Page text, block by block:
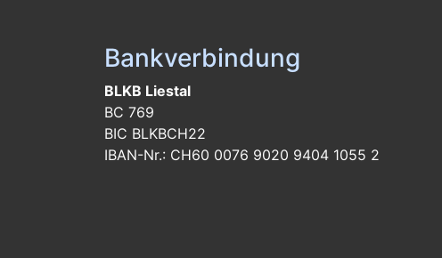
Bankverbindung
BLKB Liestal
BC 769
BIC BLKBCH22
IBAN-Nr.: CH60 0076 9020 9404 1055 2